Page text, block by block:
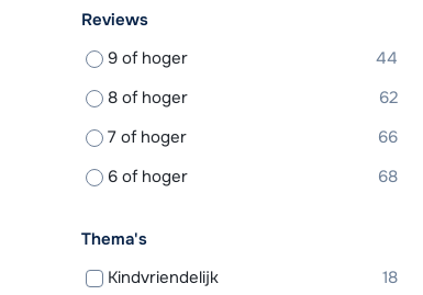
Reviews
9 of hoger
44
8 of hoger
62
7 of hoger
66
6 of hoger
68
Thema's
Kindvriendelijk
18